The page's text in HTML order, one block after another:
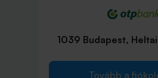
1039 Budapest,
Tovább a